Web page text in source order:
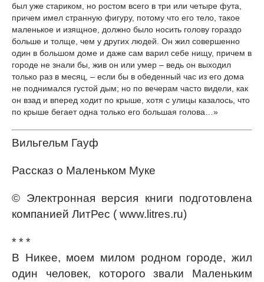
был уже стариком, но ростом всего в три или четыре фута,
причем имел странную фигуру, потому что его тело, такое
маленькое и изящное, должно было носить голову гораздо
больше и толще, чем у других людей. Он жил совершенно
один в большом доме и даже сам варил себе нищу, причем в
городе не знали бы, жив он или умер – ведь он выходил
только раз в месяц, – если бы в обеденный час из его дома
не поднимался густой дым; но по вечерам часто видели, как
он взад и вперед ходит по крыше, хотя с улицы казалось, что
по крыше бегает одна только его большая голова…»
Вильгельм Гауф
Рассказ о Маленьком Муке
© Электронная версия книги подготовлена
компанией ЛитРес ( www.litres.ru)
* * *
В Никее, моем милом родном городе, жил
один человек, которого звали Маленьким